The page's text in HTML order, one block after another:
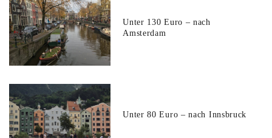
Unter 130 Euro – nach
Amsterdam
Unter 80 Euro – nach Innsbruck